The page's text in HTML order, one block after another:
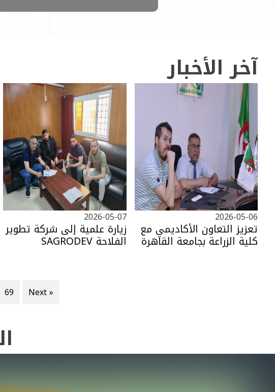
آخر الأخبار
2026-05-07
زيارة علمية إلى شركة تطوير
الفلاحة SAGRODEV
2026-05-06
تعزيز التعاون الأكاديمي مع
كلية الزراعة بجامعة القاهرة
69 Next »